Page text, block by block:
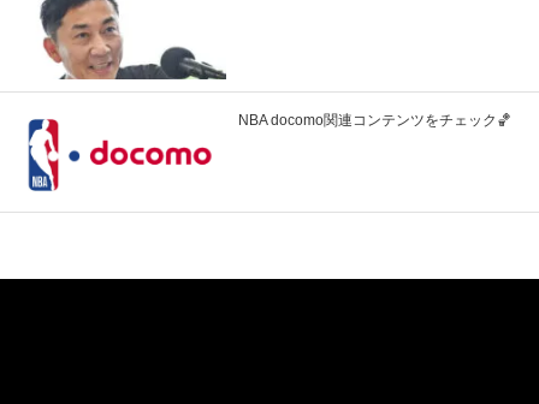
NBA docomo関連コンテンツをチェック🏀